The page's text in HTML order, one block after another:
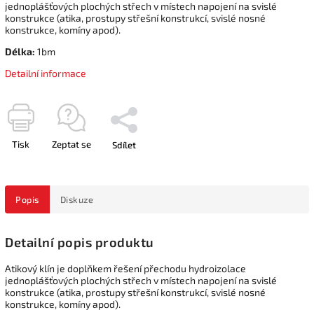
jednoplášťových plochých střech v místech napojení na svislé
konstrukce (atika, prostupy střešní konstrukcí, svislé nosné
konstrukce, komíny apod).
Délka: 1bm
Detailní informace
Tisk Zeptat se Sdílet
Popis Diskuze
Detailní popis produktu
Atikový klín je doplňkem řešení přechodu hydroizolace
jednoplášťových plochých střech v místech napojení na svislé
konstrukce (atika, prostupy střešní konstrukcí, svislé nosné
konstrukce, komíny apod).